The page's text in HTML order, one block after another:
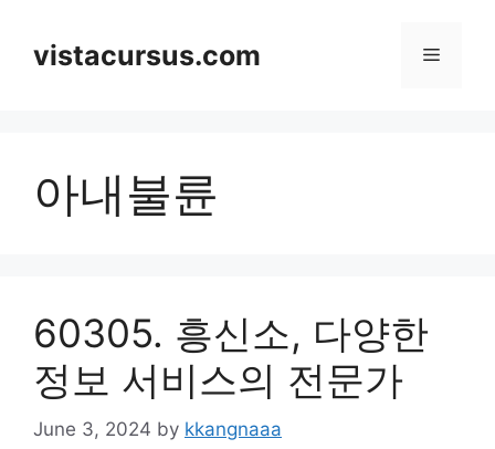
contentvistacursus.com Menu
아내불륜
60305. 흥신소, 다양한
정보 서비스의 전문가
June 3, 2024 by kkangnaaa